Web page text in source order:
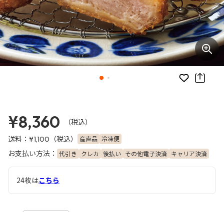
お気に入り
¥8,360
（税込）
送料： ¥1,100 （税込） 産直品 冷凍便
お支払い方法： 代引き クレカ 後払い その他電子決済 キャリア決済
24枚はこちら